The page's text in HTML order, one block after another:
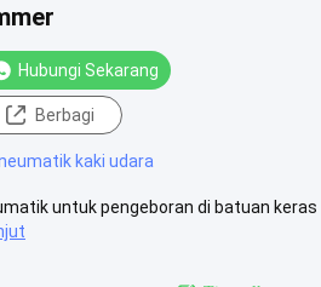
Hubungi Sekarang
Berbagi
kaki udara
untuk pengeboran di batuan keras